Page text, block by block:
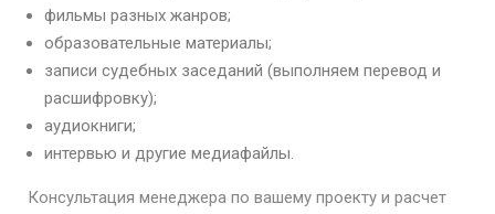
фильмы разных жанров;
образовательные материалы;
записи судебных заседаний (выполняем перевод и
расшифровку);
аудиокниги;
интервью и другие медиафайлы.
Консультация менеджера по вашему проекту и расчет